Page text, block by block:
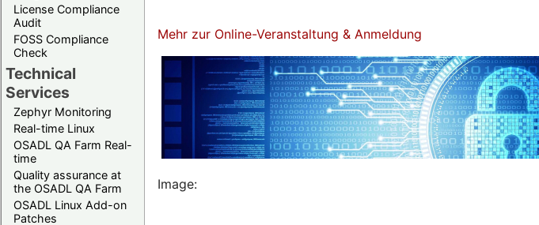
License Compliance
Audit
FOSS Compliance
Check
Technical
Services
Zephyr Monitoring
Real-time Linux
OSADL QA Farm Real-
time
Quality assurance at
the OSADL QA Farm
OSADL Linux Add-on
Patches
Mehr zur Online-Veranstaltung & Anmeldung
Image: